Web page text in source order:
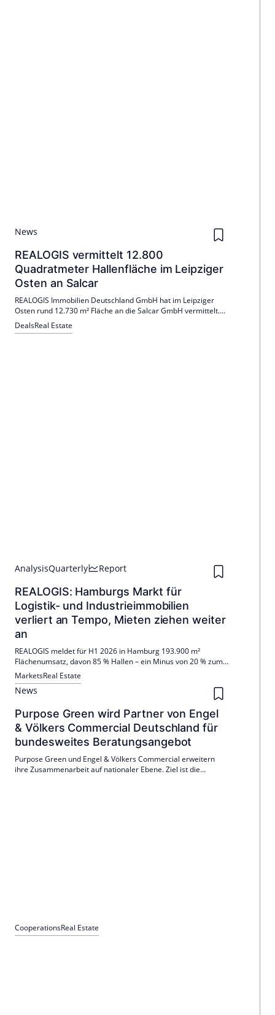
News
REALOGIS vermittelt 12.800
Quadratmeter Hallenfläche im Leipziger
Osten an Salcar
REALOGIS Immobilien Deutschland GmbH hat im Leipziger
Osten rund 12.730 m² Fläche an die Salcar GmbH vermittelt.
Dies umfasst Hallen-, Büro- und Mezzaninflächen, um
bestehende Standorte zusammenzuführen.
DealsReal Estate
AnalysisQuarterly Report
REALOGIS: Hamburgs Markt für
Logistik- und Industrieimmobilien
verliert an Tempo, Mieten ziehen weiter
an
REALOGIS meldet für H1 2026 in Hamburg 193.900 m²
Flächenumsatz, davon 85 % Hallen – ein Minus von 20 % zum
Vorjahr. Die Durchschnittsmiete stieg auf 7,30 €/m², die
Spitzenmiete auf 8,50 €/m². E-Commerce trieb den Handel,
Eigennutzer blieben aus.
MarketsReal Estate
News
Purpose Green wird Partner von Engel
& Völkers Commercial Deutschland für
bundesweites Beratungsangebot
Purpose Green und Engel & Völkers Commercial erweitern
ihre Zusammenarbeit auf nationaler Ebene. Ziel ist die
CooperationsReal Estate